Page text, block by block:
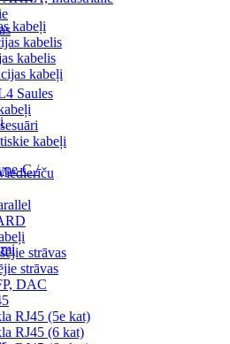
kabeļi
kabelis
kabelis
kabeļi
C /
Saules
kabeļi
strāvas
strāvas
DAC
RJ45 (5e kat)
RJ45 (6 kat)